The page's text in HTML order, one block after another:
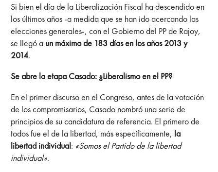
Si bien el día de la Liberalización Fiscal ha descendido en
los últimos años -a medida que se han ido acercando las
elecciones generales-, con el Gobierno del PP de Rajoy,
se llegó a un máximo de 183 días en los años 2013 y
2014.
Se abre la etapa Casado: ¿Liberalismo en el PP?
En el primer discurso en el Congreso, antes de la votación
de los compromisarios, Casado nombró una serie de
principios de su candidatura de referencia. El primero de
todos fue el de la libertad, más específicamente, la
libertad individual: «Somos el Partido de la libertad
individual».